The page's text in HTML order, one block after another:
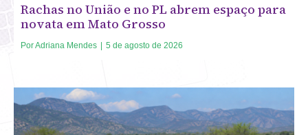
Rachas no União e no PL abrem espaço para
novata em Mato Grosso
PorAdriana Mendes 5 de agosto de 2026